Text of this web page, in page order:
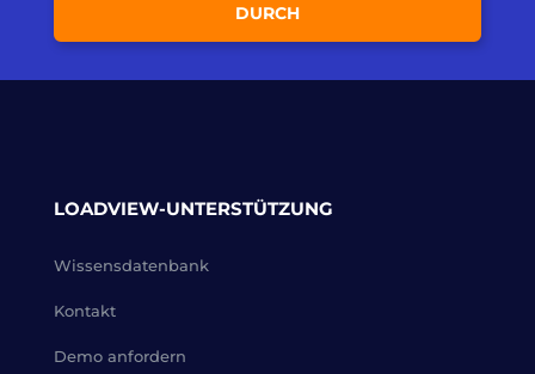
DURCH
LOADVIEW-UNTERSTÜTZUNG
Wissensdatenbank
Kontakt
Demo anfordern